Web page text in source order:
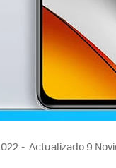
Actualizado 9